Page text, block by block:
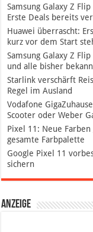
Samsung Galaxy Z
Erste Deals bereits
Huawei überrascht:
kurz vor dem Start
Samsung Galaxy Z
und alle bisher
Starlink verschärft
Regel im Ausland
Vodafone
Scooter oder Weber
Pixel 11: Neue
gesamte Farbpalette
Google Pixel 11
sichern
Anzeige